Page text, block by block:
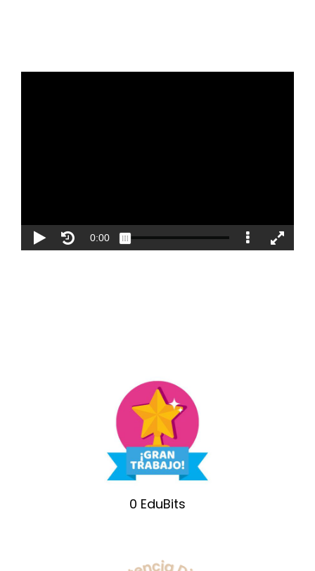
0 EduBits